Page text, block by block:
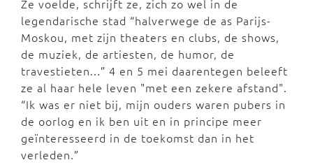
Ze voelde, schrijft ze, zich zo wel in de
legendarische stad “halverwege de as Parijs-
Moskou, met zijn theaters en clubs, de shows,
de muziek, de artiesten, de humor, de
travestieten...” 4 en 5 mei daarentegen beleeft
ze al haar hele leven "met een zekere afstand".
“Ik was er niet bij, mijn ouders waren pubers in
de oorlog en ik ben uit en in principe meer
geïnteresseerd in de toekomst dan in het
verleden.”